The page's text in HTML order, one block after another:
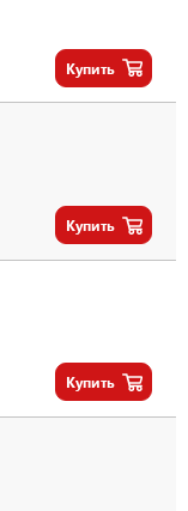
Купить
Купить
Купить